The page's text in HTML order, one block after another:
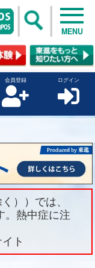
MENU
会員登録 ログイン
））では、
。熱中症に注
ト